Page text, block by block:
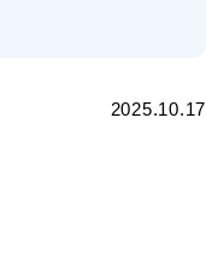
2025.10.17